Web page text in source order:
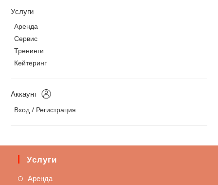
Услуги
Аренда
Сервис
Тренинги
Кейтеринг
Аккаунт
Вход / Регистрация
Услуги
Аренда